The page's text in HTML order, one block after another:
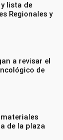
lista de
Regionales y
a revisar el
de
de la plaza